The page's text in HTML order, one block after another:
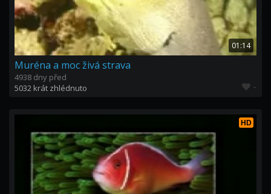
01:14
Muréna a moc živá strava
4938 dny před
5032 krát zhlédnuto
-
HD